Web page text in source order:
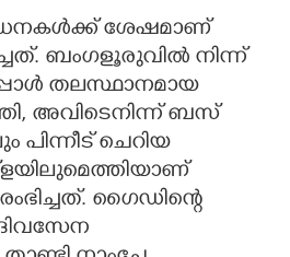
ശേഷമാണ്
ബംഗളൂരുവിൽ നിന്ന്
തലസ്ഥാനമായ
അവിടെനിന്ന് ബസ്
പിന്നീട് ചെറിയ
ഗൈഡിന്റെ